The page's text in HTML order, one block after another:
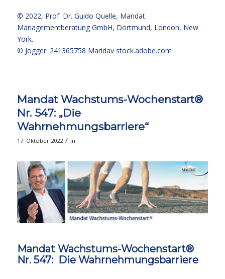
© 2022, Prof. Dr. Guido Quelle, Mandat
Managementberatung GmbH, Dortmund, London, New
York.
© Jogger: 241365758 Maridav stock.adobe.com
Mandat Wachstums-Wochenstart®
Nr. 547: „Die
Wahrnehmungsbarriere“
17. Oktober 2022 / in
Mandat Wachstums-Wochenstart®
Nr. 547: Die Wahrnehmungsbarriere